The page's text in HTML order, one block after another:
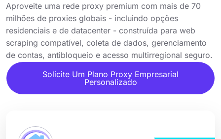
Aproveite uma rede proxy premium com mais de 70
milhões de proxies globais - incluindo opções
residenciais e de datacenter - construída para web
scraping compatível, coleta de dados, gerenciamento
de contas, antibloqueio e acesso multirregional seguro.
Solicite Um Plano Proxy Empresarial
Personalizado